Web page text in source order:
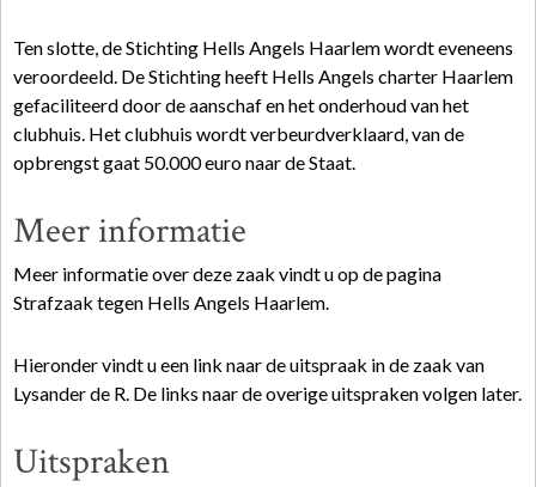
Ten slotte, de Stichting Hells Angels Haarlem wordt eveneens
veroordeeld. De Stichting heeft Hells Angels charter Haarlem
gefaciliteerd door de aanschaf en het onderhoud van het
clubhuis. Het clubhuis wordt verbeurdverklaard, van de
opbrengst gaat 50.000 euro naar de Staat.
Meer informatie
Meer informatie over deze zaak vindt u op de pagina
Strafzaak tegen Hells Angels Haarlem.
Hieronder vindt u een link naar de uitspraak in de zaak van
Lysander de R. De links naar de overige uitspraken volgen later.
Uitspraken